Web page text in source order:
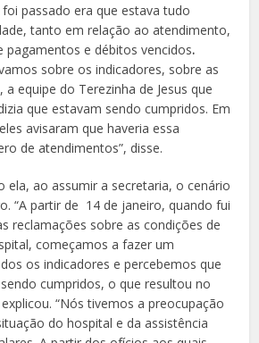
passado era que estava tudo
tanto em relação ao atendimento,
pagamentos e débitos vencidos.
sobre os indicadores, sobre as
equipe do Terezinha de Jesus que
que estavam sendo cumpridos. Em
avisaram que haveria essa
de atendimentos”, disse.
ela, ao assumir a secretaria, o cenário
“A partir de 14 de janeiro, quando fui
reclamações sobre as condições de
começamos a fazer um
os indicadores e percebemos que
cumpridos, o que resultou no
“Nós tivemos a preocupação
do hospital e da assistência